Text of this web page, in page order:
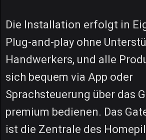
Die Installation erfolgt in
Plug-and-play ohne
Handwerkers, und alle
sich bequem via App oder
Sprachsteuerung über das
premium bedienen. Das
ist die Zentrale des